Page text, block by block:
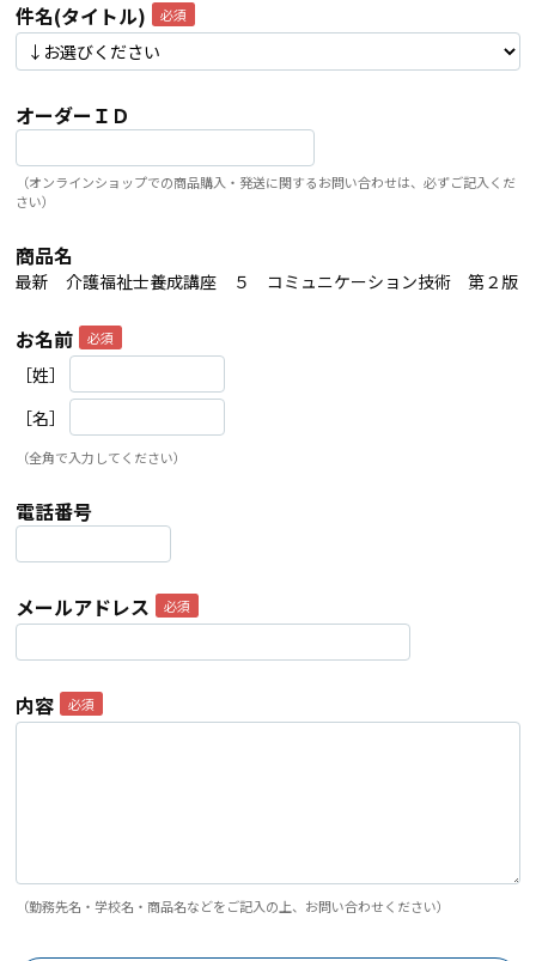
件名(タイトル)
オーダーＩＤ
（オンラインショップでの商品購入・発送に関するお問い合わせは、必ずご記入くだ
さい）
商品名
最新 介護福祉士養成講座 ５ コミュニケーション技術 第２版
お名前
［姓］
［名］
（全角で入力してください）
電話番号
メールアドレス
内容
（勤務先名・学校名・商品名などをご記入の上、お問い合わせください）